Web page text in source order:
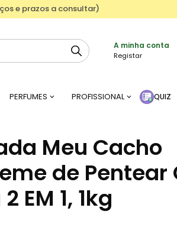
e prazos a consultar)
A minha conta
Registar
PERFUMES PROFISSIONAL QUIZ
Meu Cacho
de Pentear
EM 1, 1kg